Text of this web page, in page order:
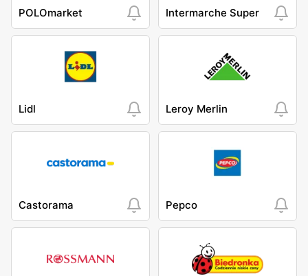
POLOmarket Intermarche Super
Lidl Leroy Merlin
Castorama Pepco